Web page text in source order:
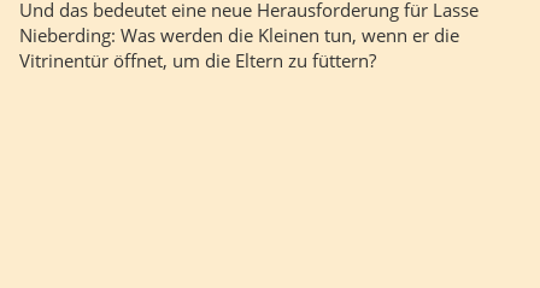
Und das bedeutet eine neue Herausforderung für Lasse
Nieberding: Was werden die Kleinen tun, wenn er die
Vitrinentür öffnet, um die Eltern zu füttern?